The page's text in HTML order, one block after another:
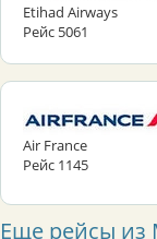
Etihad Airways
Рейс 5061
Air France
Рейс 1145
Еще рейсы из